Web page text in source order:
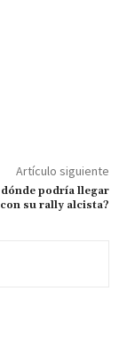
Artículo siguiente
dónde podría llegar
su rally alcista?